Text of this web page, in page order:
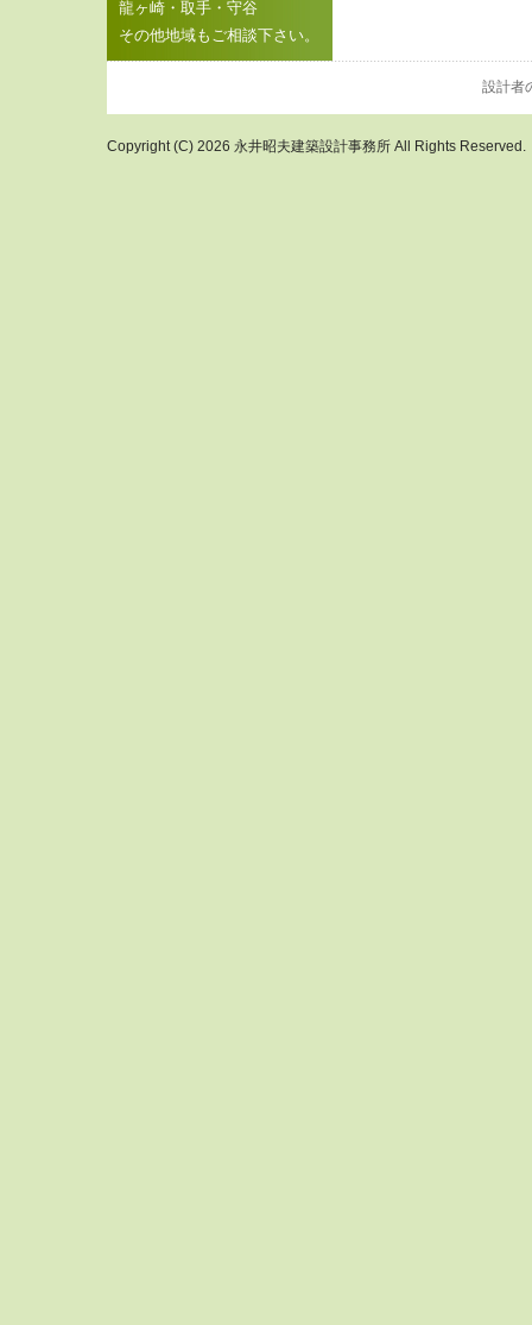
龍ヶ崎・取手・守谷
その他地域もご相談下さい。
設計者
Copyright (C) 2026 永井昭夫建築設計事務所 All Rights Reserved.